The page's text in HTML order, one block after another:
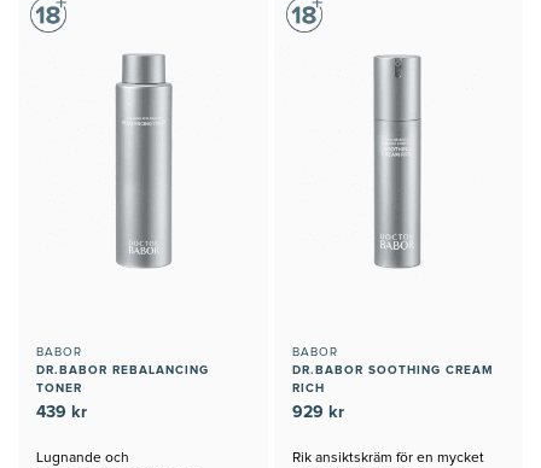
BABOR
DR.BABOR REBALANCING
TONER
439 kr
Lugnande och
BABOR
DR.BABOR SOOTHING CREAM
RICH
929 kr
Rik ansiktskräm för en mycket